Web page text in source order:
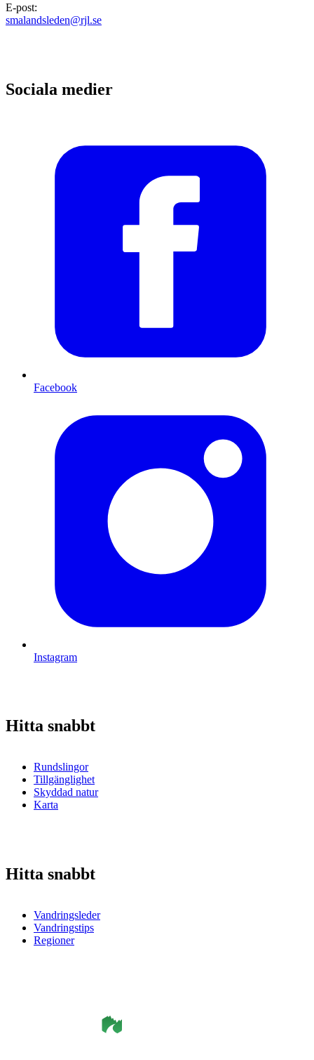
E-post:
smalandsleden@rjl.se
Sociala medier
Facebook
Instagram
Hitta snabbt
Rundslingor
Tillgänglighet
Skyddad natur
Karta
Hitta snabbt
Vandringsleder
Vandringstips
Regioner